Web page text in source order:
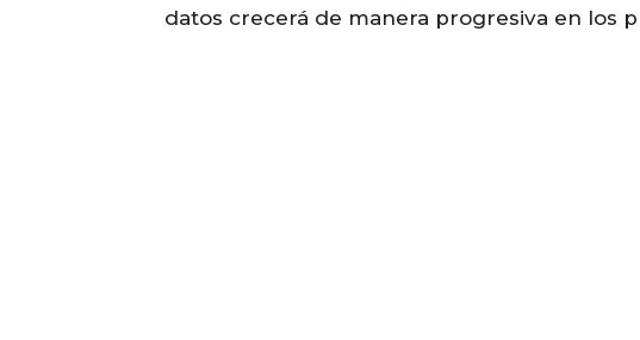
datos crecerá de manera progresiva en los